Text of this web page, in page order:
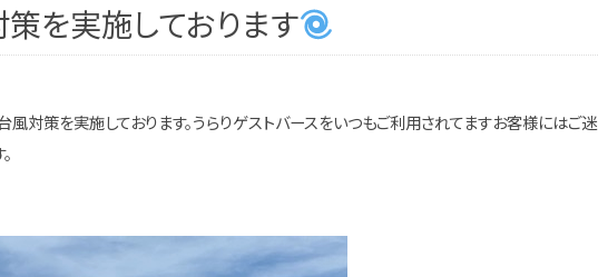
を実施しております
対策を実施しております。うらりゲストバースをいつもご利用されてますお客様にはご迷